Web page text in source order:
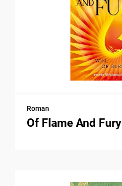
Roman
Of Flame And Fury